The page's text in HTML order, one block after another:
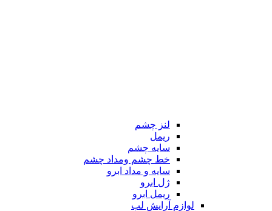
لنز چشم
ریمل
سایه چشم
خط چشم ومداد چشم
سایه و مداد ابرو
ژل ابرو
ریمل ابرو
لوازم آرایش لب